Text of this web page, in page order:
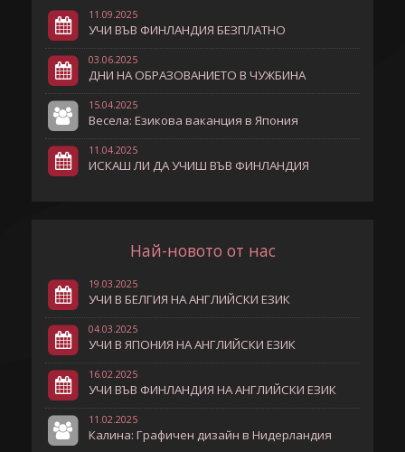
11.09.2025
УЧИ ВЪВ ФИНЛАНДИЯ БЕЗПЛАТНО
03.06.2025
ДНИ НА ОБРАЗОВАНИЕТО В ЧУЖБИНА
15.04.2025
Весела: Езикова ваканция в Япония
11.04.2025
ИСКАШ ЛИ ДА УЧИШ ВЪВ ФИНЛАНДИЯ
Най-новото от нас
19.03.2025
УЧИ В БЕЛГИЯ НА АНГЛИЙСКИ ЕЗИК
04.03.2025
УЧИ В ЯПОНИЯ НА АНГЛИЙСКИ ЕЗИК
16.02.2025
УЧИ ВЪВ ФИНЛАНДИЯ НА АНГЛИЙСКИ ЕЗИК
11.02.2025
Калина: Графичен дизайн в Нидерландия